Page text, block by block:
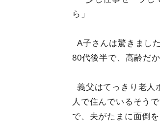
ら」
A子さんは驚きまし
80代後半で、高齢だ
義父はてっきり老人
人で住んでいるそう
で、夫がたまに面倒